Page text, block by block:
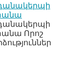
Որոշ